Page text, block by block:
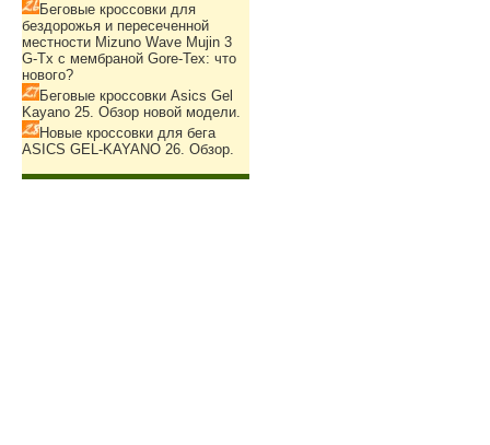
Беговые кроссовки для
бездорожья и пересеченной
местности Mizuno Wave Mujin 3
G-Tx с мембраной Gore-Tex: что
нового?
Беговые кроссовки Asics Gel
Kayano 25. Обзор новой модели.
Новые кроссовки для бега
ASICS GEL-KAYANO 26. Обзор.